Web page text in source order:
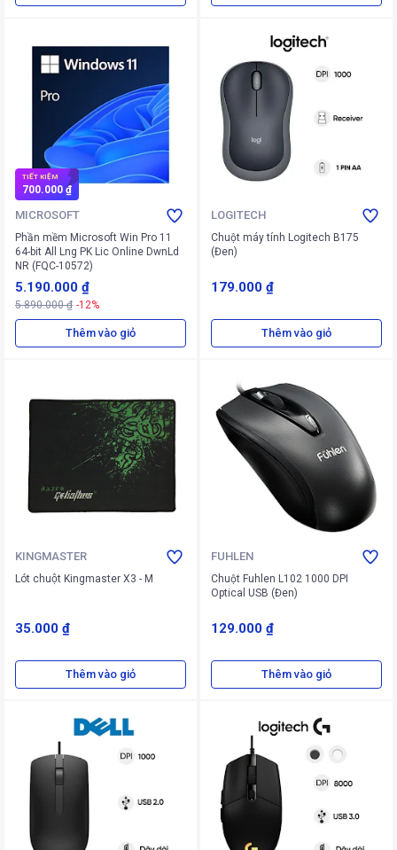
TIẾT KIỆM
700.000 ₫
MICROSOFT
Phần mềm Microsoft Win Pro 11
64-bit All Lng PK Lic Online DwnLd
NR (FQC-10572)
5.190.000 ₫
5.890.000 ₫ -12%
Thêm vào giỏ
LOGITECH
Chuột máy tính Logitech B175
(Đen)
179.000 ₫
Thêm vào giỏ
KINGMASTER
Lót chuột Kingmaster X3 - M
35.000 ₫
Thêm vào giỏ
FUHLEN
Chuột Fuhlen L102 1000 DPI
Optical USB (Đen)
129.000 ₫
Thêm vào giỏ